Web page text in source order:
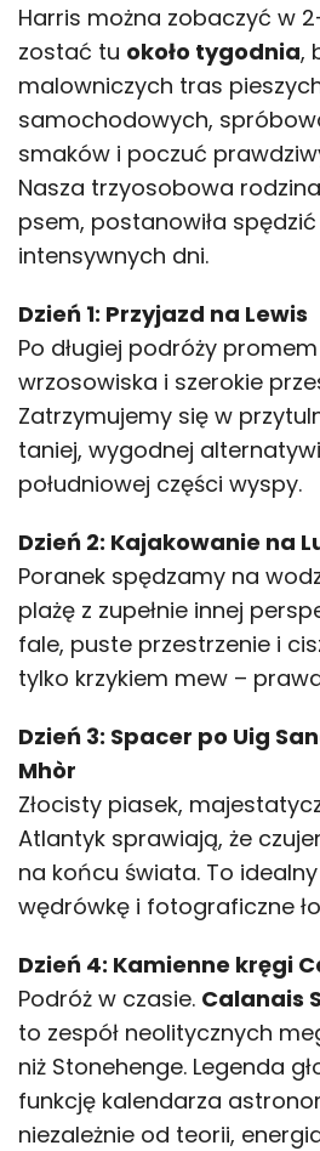
Harris można zobaczyć w
zostać tu około tygodnia,
malowniczych tras
samochodowych,
smaków i poczuć
Nasza trzyosobowa
psem, postanowiła
intensywnych dni.
Dzień 1: Przyjazd na Lewis
Po długiej podróży
wrzosowiska i szerokie
Zatrzymujemy się w
taniej, wygodnej
południowej części wyspy.
Dzień 2: Kajakowanie na
Poranek spędzamy na
plażę z zupełnie innej
fale, puste przestrzenie i
tylko krzykiem mew –
Dzień 3: Spacer po Uig
Mhòr
Złocisty piasek,
Atlantyk sprawiają, że
na końcu świata. To
wędrówkę i fotograficzne
Dzień 4: Kamienne kręgi
Podróż w czasie. Calanais
to zespół neolitycznych
niż Stonehenge. Legenda
funkcję kalendarza
niezależnie od teorii,